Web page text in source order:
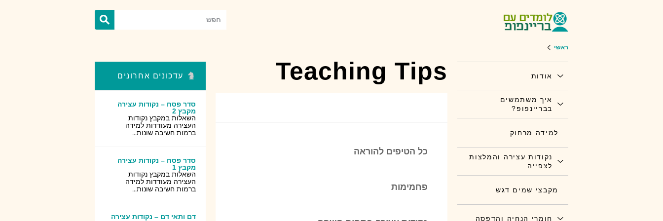
ראשי
Teaching Tips
כל הטיפים להוראה
פחמימות
עדכונים אחרונים
סדר פסח – נקודות עצירה
מקבץ 2
השאלות במקבץ נקודות
העצירה מעודדות למידה
ברמות חשיבה שונות...
סדר פסח – נקודות עצירה
מקבץ 1
השאלות במקבץ נקודות
העצירה מעודדות למידה
ברמות חשיבה שונות...
דם ותאי דם – נקודות עצירה
אודות
איך משתמשים
בבריינפופ?
למידה מרחוק
נקודות עצירה והמלצות
לצפייה
מקבצי שמים דגש
חומרי הנחיה והדפסה